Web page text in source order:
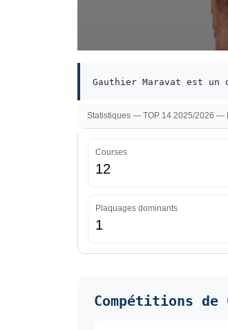
Gauthier Maravat est un
Statistiques — TOP 14 2025/2026 —
Courses
12
Plaquages dominants
1
Compétitions de